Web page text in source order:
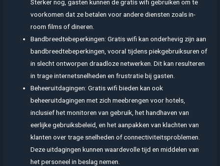
Sterker nog, gasten kunnen de gratis wifi gebruiken om te
voorkomen dat ze betalen voor andere diensten zoals in-
room films of dineren.
Bandbreedtebeperkingen: Gratis wifi kan onderhevig zijn aan
bandbreedtebeperkingen, vooral tijdens piekgebruiksuren of
in slecht ontworpen draadloze netwerken. Dit kan resulteren
in trage internetsnelheden en frustratie bij gasten.
Beheeruitdagingen: Gratis wifi bieden kan ook
beheeruitdagingen met zich meebrengen voor hotels,
inclusief het monitoren van gebruik, het handhaven van
eerlijke gebruiksbeleid, en het aanpakken van klachten van
klanten over trage snelheden of connectiviteitsproblemen.
Deze uitdagingen kunnen waardevolle tijd en middelen van
het personeel in beslag nemen.